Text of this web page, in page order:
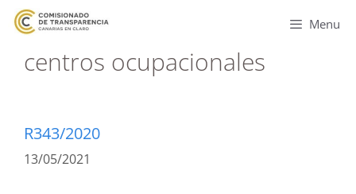
Menu
centros ocupacionales
R343/2020
13/05/2021